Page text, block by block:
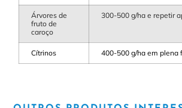
Árvores de
fruto de
caroço
300-500 g/ha e repetir
Cítrinos 400-500 g/ha em plena